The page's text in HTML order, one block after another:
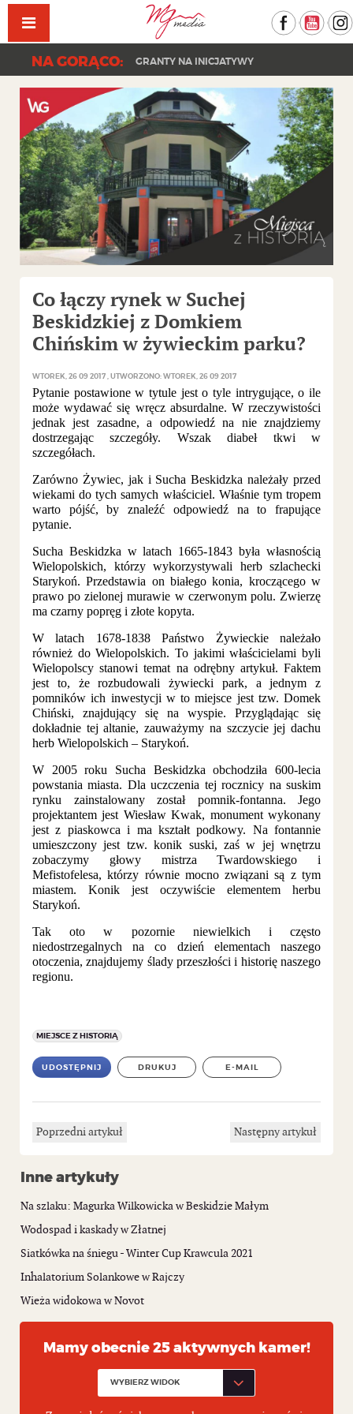
Facebook
NA GORĄCO: GRANTY NA INICJATYWY
Co łączy rynek w Suchej
Beskidzkiej z Domkiem
Chińskim w żywieckim parku?
WTOREK, 26 09 2017 UTWORZONO: WTOREK, 26 09 2017
Pytanie postawione w tytule jest o tyle intrygujące, o ile
może wydawać się wręcz absurdalne. W rzeczywistości
jednak jest zasadne, a odpowiedź na nie znajdziemy
dostrzegając szczegóły. Wszak diabeł tkwi w
szczegółach.
Zarówno Żywiec, jak i Sucha Beskidzka należały przed
wiekami do tych samych właściciel. Właśnie tym tropem
warto pójść, by znaleźć odpowiedź na to frapujące
pytanie.
Sucha Beskidzka w latach 1665-1843 była własnością
Wielopolskich, którzy wykorzystywali herb szlachecki
Starykoń. Przedstawia on białego konia, kroczącego w
prawo po zielonej murawie w czerwonym polu. Zwierzę
ma czarny popręg i złote kopyta.
W latach 1678-1838 Państwo Żywieckie należało
również do Wielopolskich. To jakimi właścicielami byli
Wielopolscy stanowi temat na odrębny artykuł. Faktem
jest to, że rozbudowali żywiecki park, a jednym z
pomników ich inwestycji w to miejsce jest tzw. Domek
Chiński, znajdujący się na wyspie. Przyglądając się
dokładnie tej altanie, zauważymy na szczycie jej dachu
herb Wielopolskich – Starykoń.
W 2005 roku Sucha Beskidzka obchodziła 600-lecia
powstania miasta. Dla uczczenia tej rocznicy na suskim
rynku zainstalowany został pomnik-fontanna. Jego
projektantem jest Wiesław Kwak, monument wykonany
jest z piaskowca i ma kształt podkowy. Na fontannie
umieszczony jest tzw. konik suski, zaś w jej wnętrzu
zobaczymy głowy mistrza Twardowskiego i
Mefistofelesa, którzy równie mocno związani są z tym
miastem. Konik jest oczywiście elementem herbu
Starykoń.
Tak oto w pozornie niewielkich i często
niedostrzegalnych na co dzień elementach naszego
otoczenia, znajdujemy ślady przeszłości i historię naszego
regionu.
MIEJSCE Z HISTORIĄ
UDOSTĘPNIJ DRUKUJ E-MAIL
Poprzedni artykuł Następny artykuł
Inne artykuły
Na szlaku: Magurka Wilkowicka w Beskidzie Małym
Wodospad i kaskady w Złatnej
Siatkówka na śniegu - Winter Cup Krawcula 2021
Inhalatorium Solankowe w Rajczy
Wieża widokowa w Novot
Mamy obecnie 25 aktywnych kamer!